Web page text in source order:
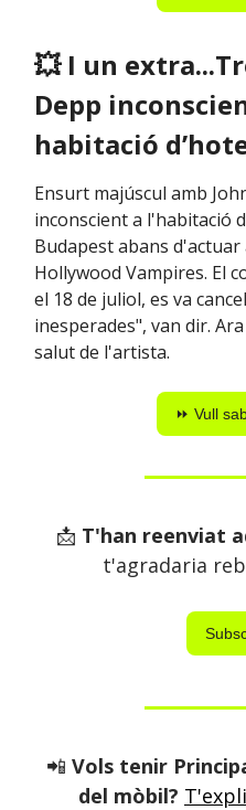
💥I un
Depp
habitació
Ensurt majúscul amb
inconscient a l'habitació
Budapest abans d'actuar
Hollywood Vampires. El
el 18 de juliol, es va
inesperades", van dir.
salut de l'artista.
⏩ Vull
📩 T'han reenviat
t'agradaria
📲 Vols tenir
del mòbil?